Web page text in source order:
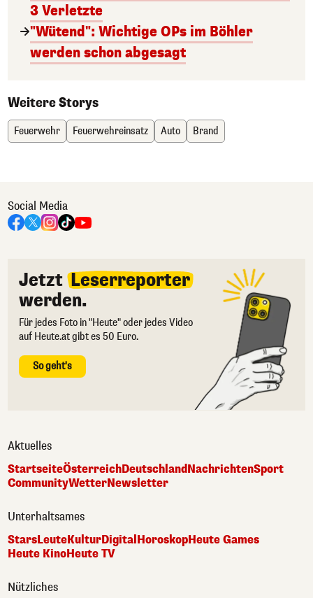
3 Verletzte
"Wütend": Wichtige OPs im Böhler
werden schon abgesagt
Weitere Storys
Feuerwehr Feuerwehreinsatz Auto Brand
Social Media
Jetzt Leserreporter
werden.
Für jedes Foto in "Heute" oder jedes Video
auf Heute.at gibt es 50 Euro.
So geht's
Aktuelles
StartseiteÖsterreichDeutschlandNachrichtenSport
CommunityWetterNewsletter
Unterhaltsames
StarsLeuteKulturDigital HoroskopHeute Games
Heute KinoHeute TV
Nützliches